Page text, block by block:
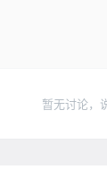
暂无讨论，